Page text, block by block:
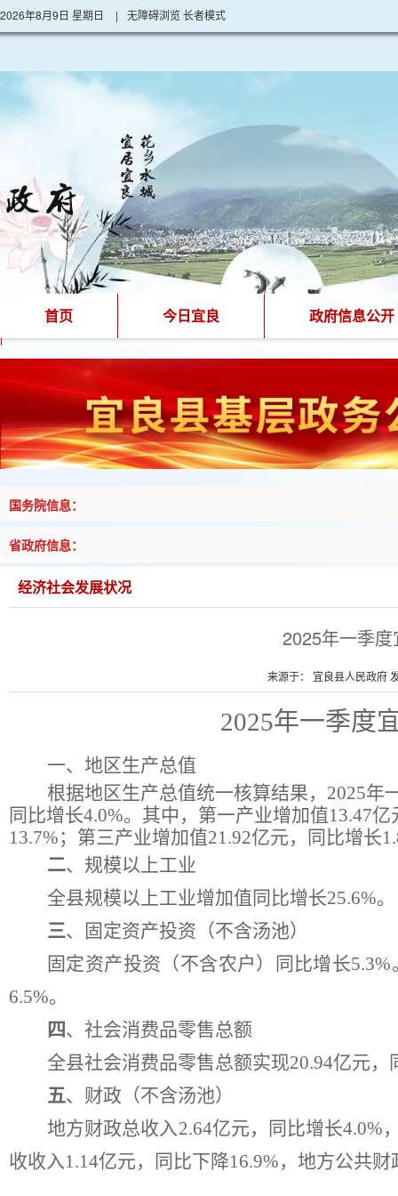
2026年8月9日 星期日 | 无障碍浏览长者模式
首页 今日宜良 政府信息公开
国务院信息：
省政府信息：
经济社会发展状况
2025年一季
来源于： 宜良县人民政府
2025年一季度
一、 地区生产总值
根据地区生产总值统一核算结果， 2025年
同比增长4.0%。其中，第一产业增加值13.47亿
13.7%； 第三产业增加值21.92亿元， 同比增长
二、规模以上工业
全县规模以上工业增加值同比增长25.6%。
三、固定资产投资（不含汤池）
固定资产投资（不含农户）同比增长5.3%
6.5%。
四、社会消费品零售总额
全县社会消费品零售总额实现20.94亿元，
五、财政 （不含汤池）
地方财政总收入2.64亿元，同比增长4.0%
收收入1.14亿元，同比下降16.9%，地方公共财